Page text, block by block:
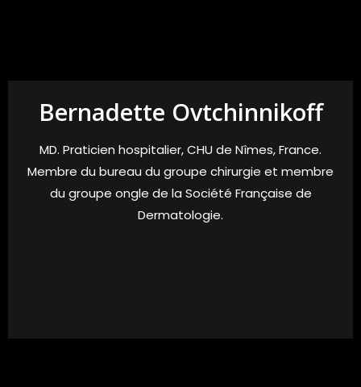
Bernadette Ovtchinnikoff
MD. Praticien hospitalier, CHU de Nîmes, France.
Membre du bureau du groupe chirurgie et membre
du groupe ongle de la Société Française de
Dermatologie.